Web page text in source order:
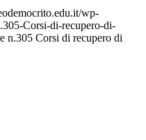
wp-
Corsi-di-recupero-di-
n.305 Corsi di recupero di